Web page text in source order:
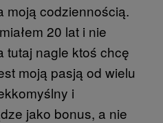
moją codziennością.
20 lat i nie
tutaj nagle ktoś chcę
moją pasją od wielu
i
jako bonus, a nie